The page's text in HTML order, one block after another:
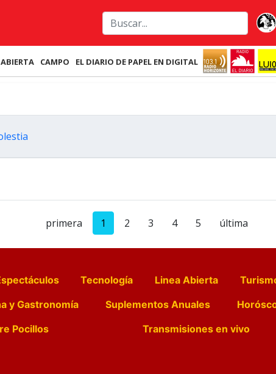
CAMPO EL DIARIO DE PAPEL EN DIGITAL
primera 1 2 3 4 5 última
Tecnología Linea Abierta
y Gastronomía Suplementos Anuales
Pocillos Transmisiones en vivo